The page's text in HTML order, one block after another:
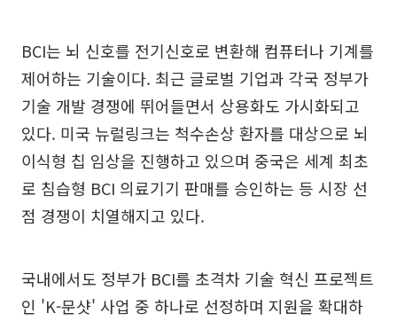
BCI는 뇌 신호를 전기신호로 변환해 컴퓨터나 기계를
제어하는 기술이다. 최근 글로벌 기업과 각국 정부가
기술 개발 경쟁에 뛰어들면서 상용화도 가시화되고
있다. 미국 뉴럴링크는 척수손상 환자를 대상으로 뇌
이식형 칩 임상을 진행하고 있으며 중국은 세계 최초
로 침습형 BCI 의료기기 판매를 승인하는 등 시장 선
점 경쟁이 치열해지고 있다.
국내에서도 정부가 BCI를 초격차 기술 혁신 프로젝트
인 'K-문샷' 사업 중 하나로 선정하며 지원을 확대하